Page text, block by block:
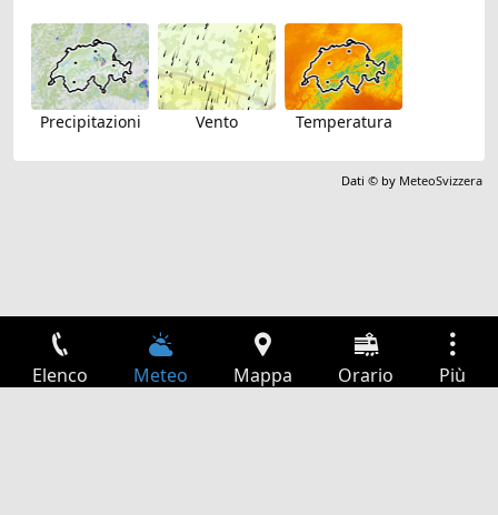
Precipitazioni Vento Temperatura
Dati © by MeteoSvizzera
Elenco Meteo Mappa Orario Più